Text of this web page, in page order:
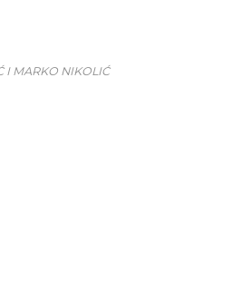
I MARKO NIKOLIĆ